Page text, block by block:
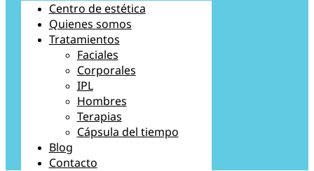
Centro de estética
Quienes somos
Tratamientos
Faciales
Corporales
IPL
Hombres
Terapias
Cápsula del tiempo
Blog
Contacto